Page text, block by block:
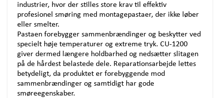
industrier, hvor der stilles store krav til effektiv
profesionel smøring med montagepastaer, der ikke løber
eller smelter.
Pastaen forebygger sammenbrændinger og beskytter ved
specielt høje temperaturer og extreme tryk. CU-1200
giver dermed længere holdbarhed og nedsætter slitagen
på de hårdest belastede dele. Reparationsarbejde lettes
betydeligt, da produktet er forebyggende mod
sammenbrændinger og samtidigt har gode
smøreegenskaber.